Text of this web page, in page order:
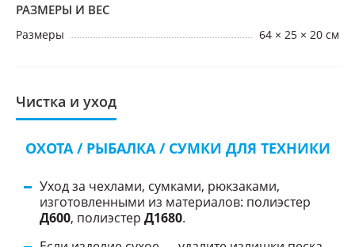
РАЗМЕРЫ И ВЕС
Размеры 64 × 25 × 20 см
Чистка и уход
ОХОТА / РЫБАЛКА / СУМКИ ДЛЯ ТЕХНИКИ
Уход за чехлами, сумками, рюкзаками,
изготовленными из материалов: полиэстер
Д600, полиэстер Д1680.